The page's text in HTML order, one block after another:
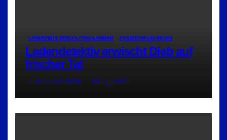
LANDKREIS DINGOLFING-LANDAU POLIZEIMELDUNGEN
Ladendetektiv erwischt Dieb auf
frischer Tat
7. AUGUST 2026 RED_RA24